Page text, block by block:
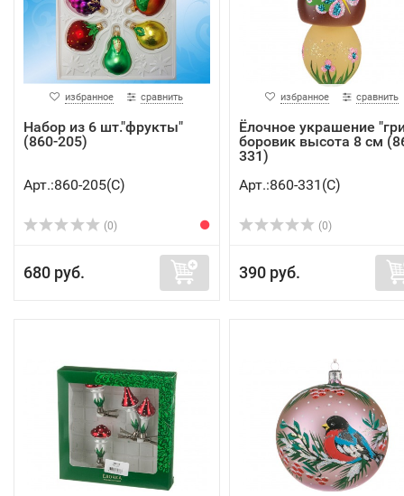
избранное сравнить
Набор из 6 шт."фрукты"
(860-205)
Арт.:860-205(C)
(0)
680 руб.
избранное сравнить
Ёлочное украшение
боровик высота 8 см
331)
Арт.:860-331(C)
(0)
390 руб.